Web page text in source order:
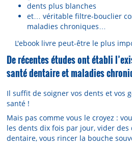
dents plus blanches
et… véritable filtre-bouclier
maladies chroniques…
L'ebook livre peut-être le plus
De récentes études ont établi
santé dentaire et maladies
Il suffit de soigner vos dents et vos
santé !
Mais pas comme vous le croyez :
les dents dix fois par jour, vider
dentaire, vous rincer la bouche